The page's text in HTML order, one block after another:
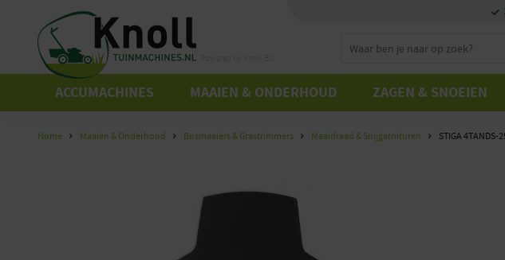
ACCUMACHINES MAAIEN & ONDERHOUD ZAGEN & SNOEIEN
Home Maaien & Onderhoud Bosmaaiers & Grastrimmers Maaidraad & Snijgarnituren STIGA 4TANDS-